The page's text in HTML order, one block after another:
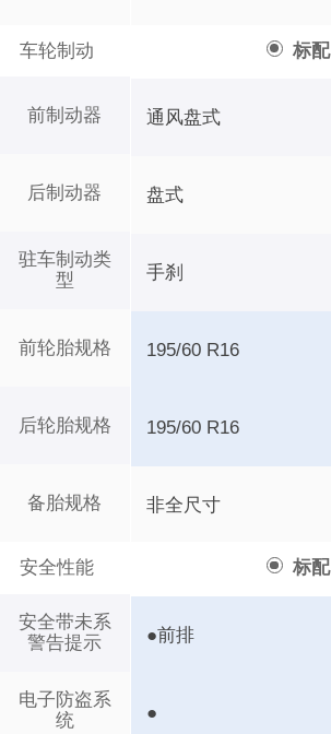
车轮制动 标配
前制动器
后制动器
驻车制动类
型
前轮胎规格
后轮胎规格
备胎规格
安全性能 标配
安全带未系
警告提示
电子防盗系
统
通风盘式
盘式
手刹
195/60 R16
195/60 R16
非全尺寸
●前排
●